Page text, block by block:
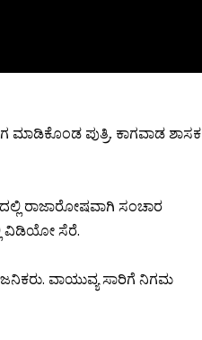
ಪುತ್ರಿ. ಕಾಗವಾಡ ಶಾಸಕ
ರಾಜಾರೋಷವಾಗಿ ಸಂಚಾರ
ವಿಡಿಯೋ ಸೆರೆ.
ವಾಯುವ್ಯ ಸಾರಿಗೆ ನಿಗಮ